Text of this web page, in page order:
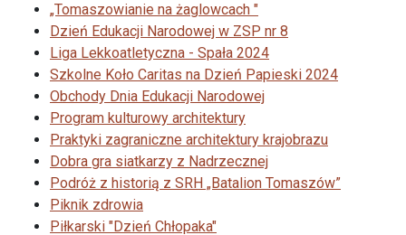
„Tomaszowianie na żaglowcach "
Dzień Edukacji Narodowej w ZSP nr 8
Liga Lekkoatletyczna - Spała 2024
Szkolne Koło Caritas na Dzień Papieski 2024
Obchody Dnia Edukacji Narodowej
Program kulturowy architektury
Praktyki zagraniczne architektury krajobrazu
Dobra gra siatkarzy z Nadrzecznej
Podróż z historią z SRH „Batalion Tomaszów”
Piknik zdrowia
Piłkarski "Dzień Chłopaka"